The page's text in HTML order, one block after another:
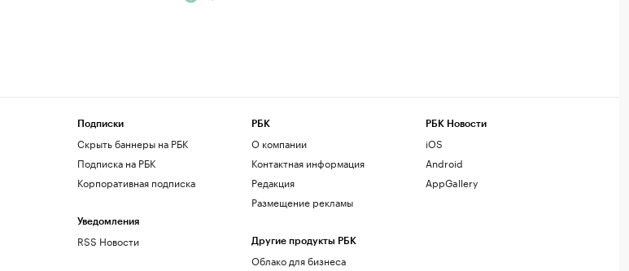
Подписки
Скрыть баннеры на РБК
Подписка на РБК
Корпоративная подписка
Уведомления
RSS Новости
РБК
О компании
Контактная информация
Редакция
Размещение рекламы
Другие продукты РБК
Облако для бизнеса
РБК Новости
iOS
Android
AppGallery